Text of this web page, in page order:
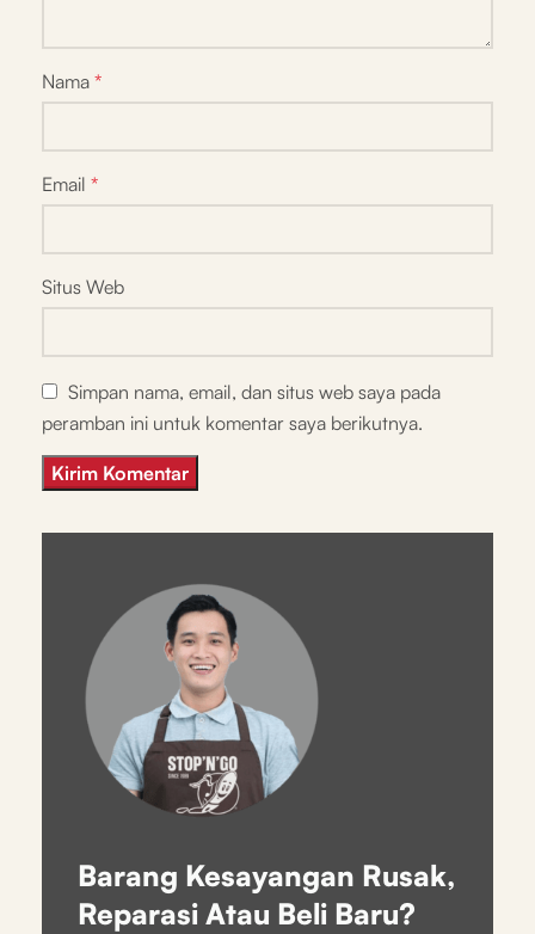
Nama *
Email *
Situs Web
Simpan nama, email, dan situs web saya pada
peramban ini untuk komentar saya berikutnya.
Barang Kesayangan Rusak,
Reparasi Atau Beli Baru?